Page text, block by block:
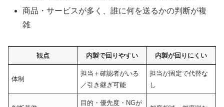
商品・サービスが多く、誰に何を送るかの判断が複
雑
観点 内製で回りやすい 内製が回りにくい
体制
担当＋確認者がいる
／引き継ぎ可能
担当が固定で代替な
し
目的・優先度・NGが